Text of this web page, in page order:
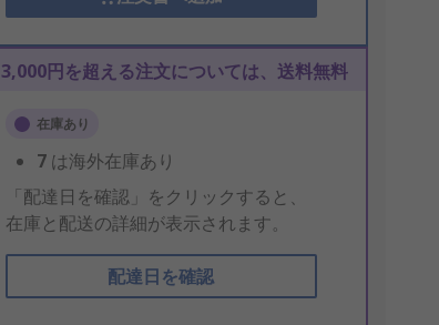
3,000円を超える注文については、送料無料
在庫あり
7 は海外在庫あり
「配達日を確認」をクリックすると、
在庫と配送の詳細が表示されます。
配達日を確認